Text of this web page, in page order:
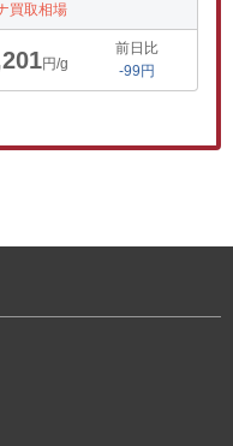
買取相場
円/g
前日比
-99円